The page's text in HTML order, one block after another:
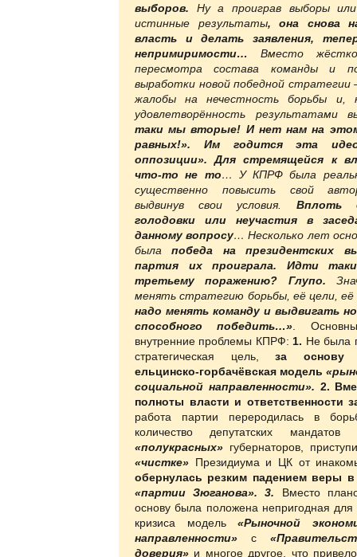
выборов. Ну а проиграв выборы
истинные результаты, она снова
власть и делать заявления,
непримиримости… Вместо
пересмотра состава команды и
выработки новой победной стратегии
жалобы на нечестность борьбы и,
удовлетворённость результатами
таки мы вторые! И нет нам на
равных!». Им годится эта
оппозиции».
Для стремящейся к
что-то не то… У КПРФ была
существенно повысить свой
выдвинув свои условия. Вплоть
голодовки или неучастия в
данному вопросу… Несколько лет
былапобеда на президентских
партия их проиграла. Идти
третьему поражению? Глупо.
менять стратегию борьбы, её цели,
надо менять команду и выдвигать
способного победить…» .
внутренние проблемы КПРФ: 1. Не была
стратегическая цель,за основу
ельцинско-горбачёвская модель
социальной направленности». 2.
полноты власти и ответственности
работа партии переродилась в
количество депутатских
«полукрасных» губернаторов,
«чистке» Президиума и ЦК от
обернулась резким падением веры в
«партии Зюганова». 3. Вместо
основу была положена непригодная
кризиса модель «Рыночной
направленности» с
доверия» и многое другое, что